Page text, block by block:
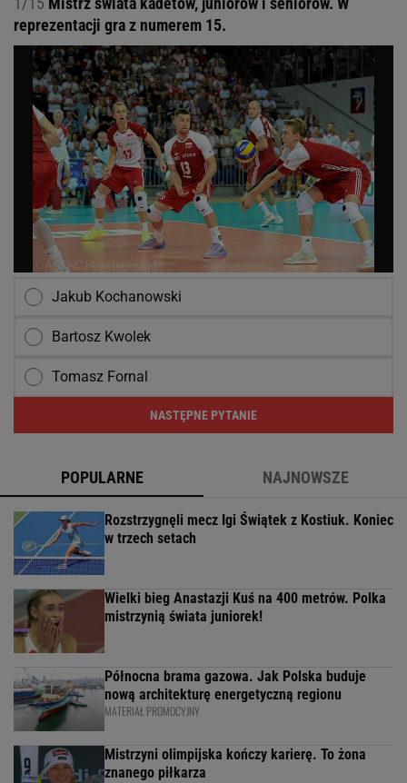
reprezentacji gra z numerem 15.
Jakub Kochanowski
Bartosz Kwolek
Tomasz Fornal
NASTĘPNE PYTANIE
POPULARNE NAJNOWSZE
Rozstrzygnęli mecz Igi Świątek z Kostiuk. Koniec
w trzech setach
Wielki bieg Anastazji Kuś na 400 metrów. Polka
mistrzynią świata juniorek!
Północna brama gazowa. Jak Polska buduje
nową architekturę energetyczną regionu
MATERIAŁ PROMOCYJNY
Mistrzyni olimpijska kończy karierę. To żona
znanego piłkarza